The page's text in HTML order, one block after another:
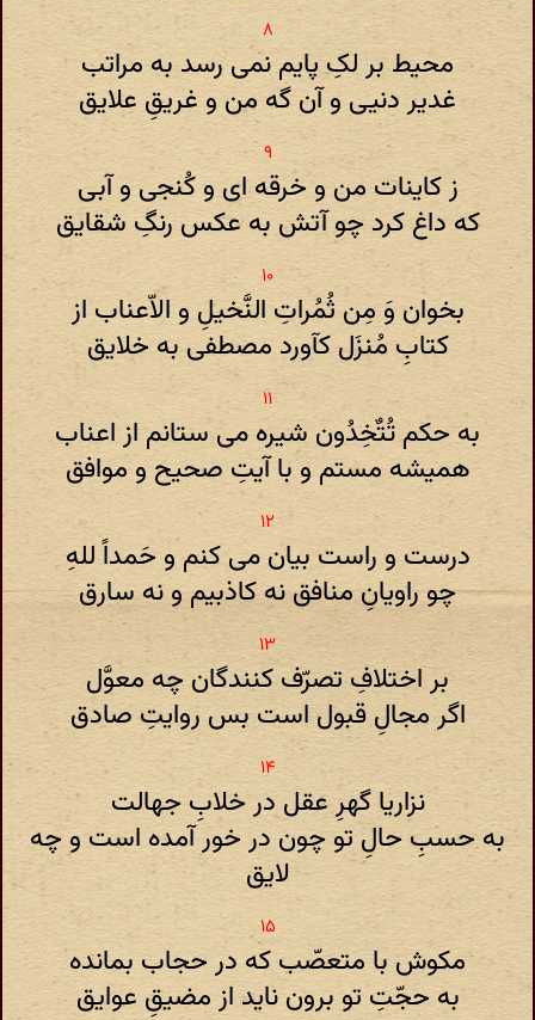
محیط بر لکِ پایم نمی رسد به مراتب
غدیر دنیی و آن گه من و غریقِ علایق
ز کاینات من و خرقه ای و کُنجی و آبی
که داغ کرد چو آتش به عکس رنگِ شقایق
بخوان وَ مِن ثُمُراتِ النَّخیلِ و الاّعناب از
کتابِ مُنزَل کآورد مصطفی به خلایق
به حکم تُتٌخِدُون شیره می ستانم از اعناب
همیشه مستم و با آیتِ صحیح و موافق
درست و راست بیان می کنم و حَمداً للهِ
چو راویانِ منافق نه کاذبیم و نه سارق
بر اختلافِ تصرّف کنندگان چه معوَّل
اگر مجالِ قبول است بس روایتِ صادق
نزاریا گهرِ عقل در خلابِ جهالت
به حسبِ حالِ تو چون در خور آمده است و چه
لایق
مکوش با متعصّب که در حجاب بمانده
به حجّتِ تو برون ناید از مضیقِ عوایق